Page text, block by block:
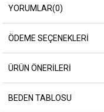
YORUMLAR(0)
ÖDEME SEÇENEKLERI
ÜRÜN ÖNERILERI
BEDEN TABLOSU